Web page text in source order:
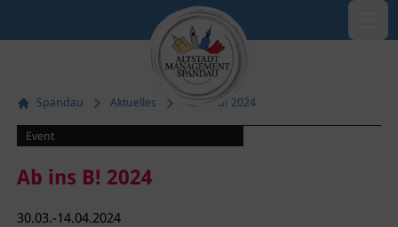
Spandau Aktuelles Ab ins B! 2024
Event
Ab ins B! 2024
30.03.-14.04.2024